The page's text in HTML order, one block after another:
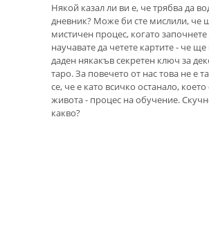
Някой казал ли ви е, че трябва да
дневник? Може би сте мислили, че
мистичен процес, когато започнете
научавате да четете картите - че
даден някакъв секретен ключ за
таро. За повечето от нас това не е
се, че е като всичко останало, което
живота - процес на обучение.
какво?